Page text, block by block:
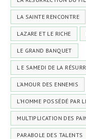
LA SAINTE RENCONTRE
LAZARE ET LE RICHE
LE GRAND BANQUET
L E SAMEDI DE LA
L’AMOUR DES ENNEMIS
L’HOMME POSSÉDÉ PAR
MULTIPLICATION DES
PARABOLE DES TALENTS